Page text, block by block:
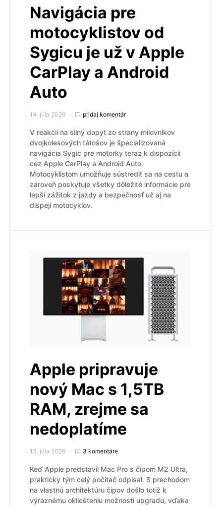
Navigácia pre
motocyklistov od
Sygicu je už v Apple
CarPlay a Android
Auto
14. júla 2026 pridaj komentár
V reakcii na silný dopyt zo strany milovníkov
dvojkolesových tátošov je špecializovaná
navigácia Sygic pre motorky teraz k dispozícii
cez Apple CarPlay a Android Auto.
Motocyklistom umožňuje sústrediť sa na cestu a
zároveň poskytuje všetky dôležité informácie pre
lepší zážitok z jazdy a bezpečnosť už aj na
dispeji motocyklov.
Apple pripravuje
nový Mac s 1,5TB
RAM, zrejme sa
nedoplatíme
13. júla 2026 3 komentáre
Keď Apple predstavil Mac Pro s čipom M2 Ultra,
prakticky tým celý počítač odpísal. S prechodom
na vlastnú architektúru čipov došlo totiž k
výraznému okliešteniu možností upgradu, vďaka